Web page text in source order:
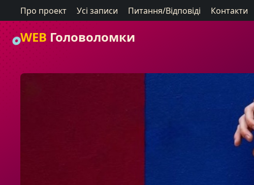
Про проект Усі записи Питання/Відповіді Контакти
WEB Головоломки